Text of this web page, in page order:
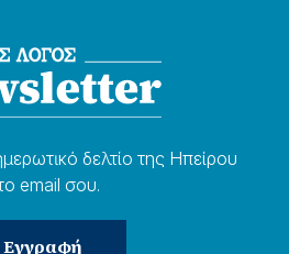
δελτίο της Ηπείρου
email σου.